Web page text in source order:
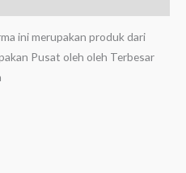
ini merupakan produk dari
Pusat oleh oleh Terbesar